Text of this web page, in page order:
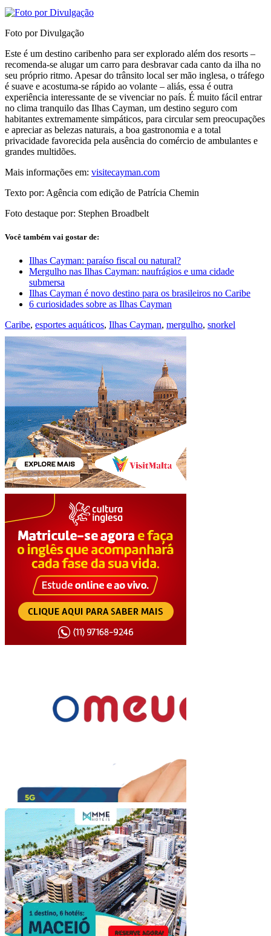
Foto por Divulgação
Este é um destino caribenho para ser explorado além dos resorts –
recomenda-se alugar um carro para desbravar cada canto da ilha no
seu próprio ritmo. Apesar do trânsito local ser mão inglesa, o tráfego
é suave e acostuma-se rápido ao volante – aliás, essa é outra
experiência interessante de se vivenciar no país. É muito fácil entrar
no clima tranquilo das Ilhas Cayman, um destino seguro com
habitantes extremamente simpáticos, para circular sem preocupações
e apreciar as belezas naturais, a boa gastronomia e a total
privacidade favorecida pela ausência do comércio de ambulantes e
grandes multidões.
Mais informações em: visitecayman.com
Texto por: Agência com edição de Patrícia Chemin
Foto destaque por: Stephen Broadbelt
Você também vai gostar de:
Ilhas Cayman: paraíso fiscal ou natural?
Mergulho nas Ilhas Cayman: naufrágios e uma cidade
submersa
Ilhas Cayman é novo destino para os brasileiros no Caribe
6 curiosidades sobre as Ilhas Cayman
Caribe, esportes aquáticos, Ilhas Cayman, mergulho, snorkel